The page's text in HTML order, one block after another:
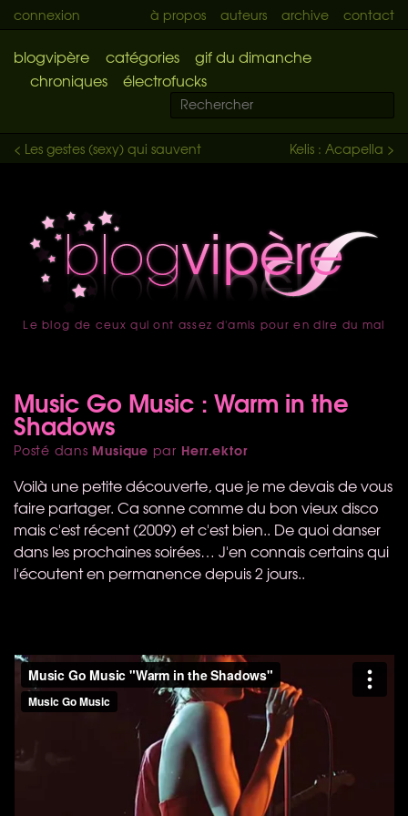
connexion à propos auteurs archive contact
blogvipère catégories
gif du dimanche
chroniques
électrofucks
Kelis : Acapella >
< Les gestes (sexy) qui sauvent
accueil
Le blog de ceux qui ont assez d'amis pour en dire du mal
Music Go Music : Warm in the
Shadows
Posté dans Musique par Herr.ektor
Voilà une petite découverte, que je me devais de vous
faire partager. Ca sonne comme du bon vieux disco
mais c'est récent (2009) et c'est bien.. De quoi danser
dans les prochaines soirées… J'en connais certains qui
l'écoutent en permanence depuis 2 jours..